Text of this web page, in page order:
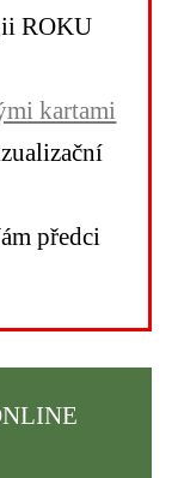
ROKU
kartami
předci